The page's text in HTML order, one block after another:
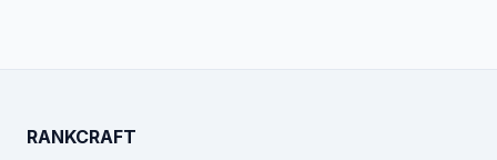
RANKCRAFT